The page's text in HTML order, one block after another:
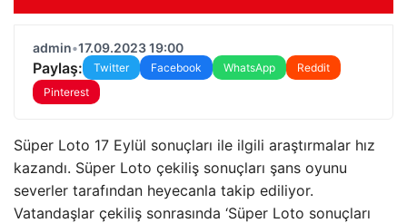
admin•17.09.2023 19:00
Paylaş: Twitter Facebook WhatsApp
Reddit
Pinterest
Süper Loto 17 Eylül sonuçları ile ilgili araştırmalar hız
kazandı. Süper Loto çekiliş sonuçları şans oyunu
severler tarafından heyecanla takip ediliyor.
Vatandaşlar çekiliş sonrasında ‘Süper Loto sonuçları